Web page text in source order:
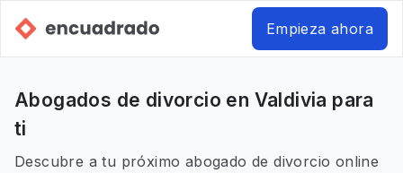
Empieza ahora
Abogados de divorcio en Valdivia para
ti
Descubre a tu próximo abogado de divorcio online